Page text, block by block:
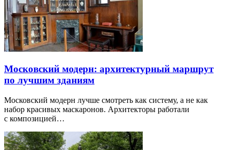
Московский модерн: архитектурный маршрут
по лучшим зданиям
Московский модерн лучше смотреть как систему, а не как
набор красивых маскаронов. Архитекторы работали
с композицией…